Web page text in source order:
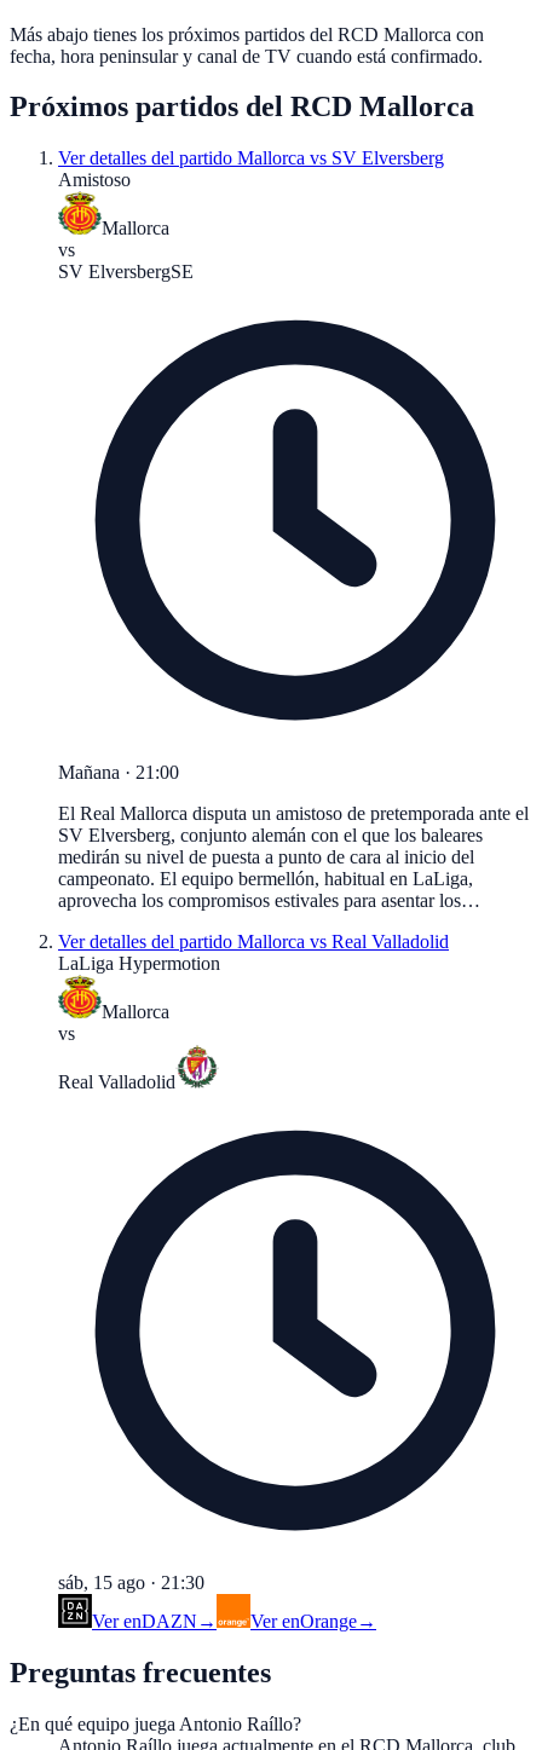
Más abajo tienes los próximos partidos del RCD Mallorca con
fecha, hora peninsular y canal de TV cuando está confirmado.
Próximos partidos del RCD Mallorca
Ver detalles del partido Mallorca vs SV Elversberg
Amistoso
Mallorca
vs
SV ElversbergSE
Mañana · 21:00
El Real Mallorca disputa un amistoso de pretemporada ante el
SV Elversberg, conjunto alemán con el que los baleares
medirán su nivel de puesta a punto de cara al inicio del
campeonato. El equipo bermellón, habitual en LaLiga,
aprovecha los compromisos estivales para asentar los…
Ver detalles del partido Mallorca vs Real Valladolid
LaLiga Hypermotion
Mallorca
vs
Real Valladolid
sáb, 15 ago · 21:30
Ver enDAZN → Ver enOrange→
Preguntas frecuentes
¿En qué equipo juega Antonio Raíllo?